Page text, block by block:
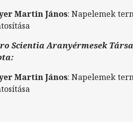
Martin János: Napelemek
Scientia Aranyérmesek
Martin János: Napelemek